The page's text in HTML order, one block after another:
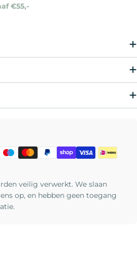
€55,-
veilig verwerkt. We slaan
op, en hebben geen toegang